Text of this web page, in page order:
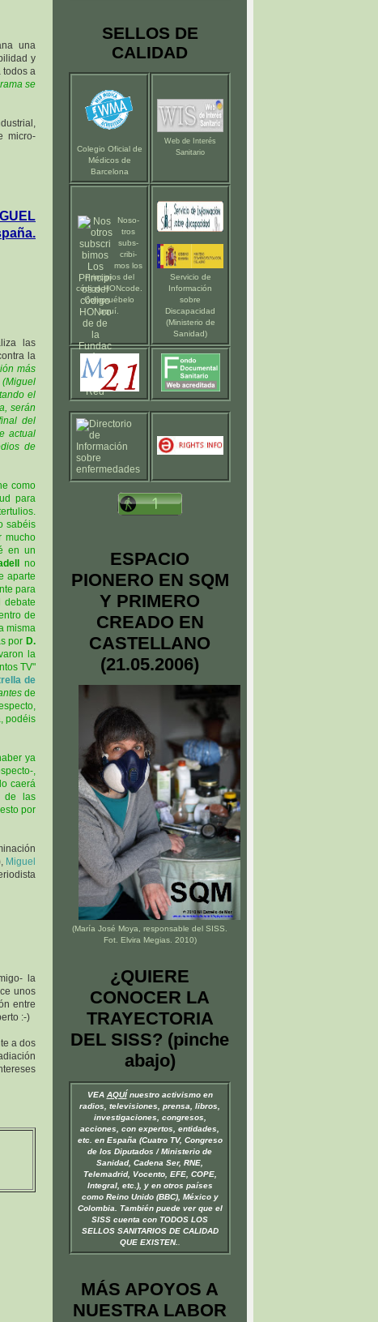
una
y
todos a
se
micro-
las
la
más
el
serán
del
actual
de
como
para
sabéis
mucho
en un
no
aparte
para
debate
de
misma
por D.
la
TV"
de
de
podéis
ya
,
caerá
de las
por
Miguel
la
unos
entre
:-)
a dos
SELLOS DE
CALIDAD
Colegio Oficial de
Médicos de
Barcelona
Web de Interés
Sanitario
Noso-
tros
subs-
cribi-
mos los
Principios del
código HONcode
Compruébelo
aquí
Servicio de
Información
sobre
Discapacidad
(Ministerio de
Sanidad)
ESPACIO
PIONERO EN SQM
Y PRIMERO
CREADO EN
CASTELLANO
(21.05.2006)
(María José Moya, responsable del SISS
Fot. Elvira Megias. 2010)
¿QUIERE
CONOCER LA
TRAYECTORIA
DEL SISS? (pinche
abajo)
VEA AQUÍnuestro activismo en
radios, televisiones, prensa, libros,
investigaciones, congresos,
acciones, con expertos, entidades,
etc. en España (Cuatro TV, Congreso
de los Diputados / Ministerio de
Sanidad, Cadena Ser, RNE,
Telemadrid, Vocento, EFE, COPE,
Integral, etc.), y en otros países
como Reino Unido (BBC), México y
Colombia. También puede ver que el
SISS cuenta con TODOS LOS
SELLOS SANITARIOS DE CALIDAD
QUE EXISTEN.
MÁS APOYOS A
NUESTRA LABOR